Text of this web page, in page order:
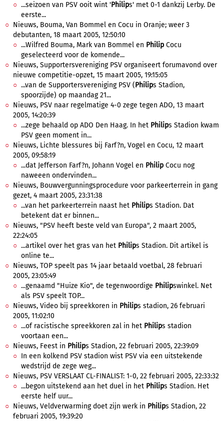
...seizoen van PSV ooit wint 'Philips' met 0-1 dankzij Lerby. De
eerste...
Nieuws, Bouma, Van Bommel en Cocu in Oranje; weer 3
debutanten, 18 maart 2005, 12:50:10
...Wilfred Bouma, Mark van Bommel en Philip Cocu
geselecteerd voor de komende...
Nieuws, Supportersvereniging PSV organiseert forumavond over
nieuwe competitie-opzet, 15 maart 2005, 19:15:05
...van de Supportersvereniging PSV (Philips Stadion,
spoorzijde) op maandag 21...
Nieuws, PSV naar regelmatige 4-0 zege tegen ADO, 13 maart
2005, 14:20:39
...zege behaald op ADO Den Haag. In het Philips Stadion kwam
PSV geen moment in...
Nieuws, Lichte blessures bij Farf?n, Vogel en Cocu, 12 maart
2005, 09:58:19
...dat Jefferson Farf?n, Johann Vogel en Philip Cocu nog
naweeen ondervinden...
Nieuws, Bouwvergunningsprocedure voor parkeerterrein in gang
gezet, 4 maart 2005, 23:31:38
...van het parkeerterrein naast het Philips Stadion. Dat
betekent dat er binnen...
Nieuws, "PSV heeft beste veld van Europa", 2 maart 2005,
22:24:05
...artikel over het gras van het Philips Stadion. Dit artikel is
online te...
Nieuws, TOP speelt pas 14 jaar betaald voetbal, 28 februari
2005, 23:05:49
...genaamd "Huize Kio", de tegenwoordige Philipswinkel. Net
als PSV speelt TOP...
Nieuws, Video bij spreekkoren in Philips stadion, 26 februari
2005, 11:02:10
...of racistische spreekkoren zal in het Philips stadion
voortaan een...
Nieuws, Feest in Philips Stadion, 22 februari 2005, 22:39:09
In een kolkend PSV stadion wist PSV via een uitstekende
wedstrijd de zege weg...
Nieuws, PSV VERSLAAT CL-FINALIST: 1-0, 22 februari 2005, 22:33:32
...begon uitstekend aan het duel in het Philips Stadion. Het
eerste helf uur...
Nieuws, Veldverwarming doet zijn werk in Philips Stadion, 22
februari 2005, 19:39:20